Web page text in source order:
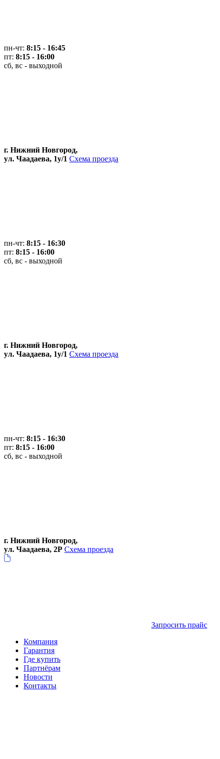
пн-чт: 8:15 - 16:45
пт: 8:15 - 16:00
сб, вс - выходной
г. Нижний Новгород,
ул. Чаадаева, 1у/1 Схема проезда
пн-чт: 8:15 - 16:30
пт: 8:15 - 16:00
сб, вс - выходной
г. Нижний Новгород,
ул. Чаадаева, 1у/1 Схема проезда
пн-чт: 8:15 - 16:30
пт: 8:15 - 16:00
сб, вс - выходной
г. Нижний Новгород,
ул. Чаадаева, 2Р Схема проезда
Запросить прайс
Компания
Гарантия
Где купить
Партнёрам
Новости
Контакты